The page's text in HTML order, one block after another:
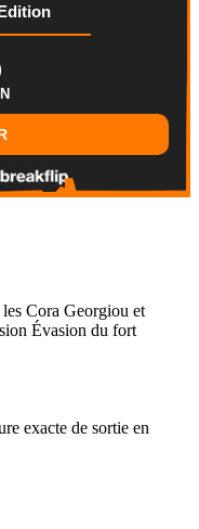
Cora Georgiou et
Évasion du fort
exacte de sortie en